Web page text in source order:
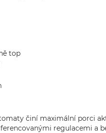
top
činí maximální porci
regulacemi a